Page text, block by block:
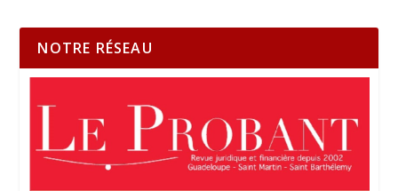
NOTRE RÉSEAU